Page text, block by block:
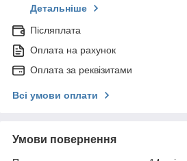
Детальніше
Післяплата
Оплата на рахунок
Оплата за реквізитами
Всі умови оплати
Умови повернення